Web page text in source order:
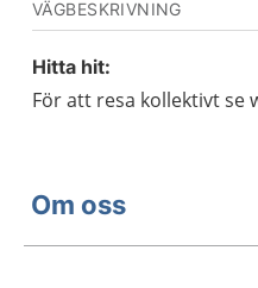
VÄGBESKRIVNING
Hitta hit:
För att resa kollektivt se
Om oss